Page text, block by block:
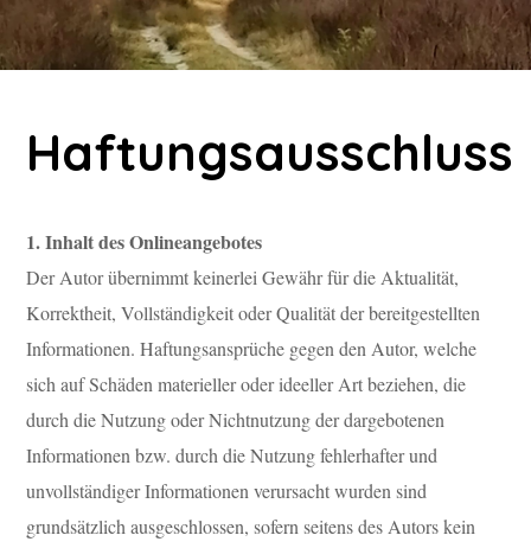
Haftungsausschluss
1. Inhalt des Onlineangebotes
Der Autor übernimmt keinerlei Gewähr für die Aktualität,
Korrektheit, Vollständigkeit oder Qualität der bereitgestellten
Informationen. Haftungsansprüche gegen den Autor, welche
sich auf Schäden materieller oder ideeller Art beziehen, die
durch die Nutzung oder Nichtnutzung der dargebotenen
Informationen bzw. durch die Nutzung fehlerhafter und
unvollständiger Informationen verursacht wurden sind
grundsätzlich ausgeschlossen, sofern seitens des Autors kein